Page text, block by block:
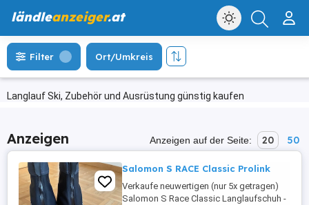
ländleanzeiger.at
Langlauf Ski, Zubehör und Ausrüstung günstig kaufen
Filter Ort/Umkreis
Anzeigen Anzeigen auf der Seite: 20 50
Salomon S RACE Classic Prolink
Verkaufe neuwertigen (nur 5x getragen)
Salomon S Race Classic Langlaufschuh -